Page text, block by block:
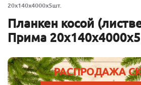
20х140х4000х5шт.
Планкен косой
Прима
РАСПРОДАЖА